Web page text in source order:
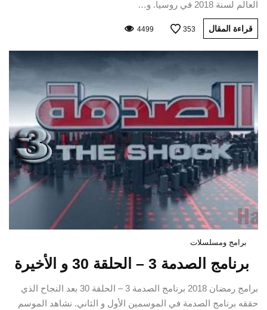
العالم لسنة 2018 في روسيا. و…
قراءة المقال 353
4499
برامج ومسلسلات
برنامج الصدمة 3 – الحلقة 30 و الأخيرة
برامج رمضان 2018 برنامج الصدمة 3 – الحلقة 30 بعد النجاح الذي
حققه برنامج الصدمة في الموسمين الأول و الثاني. نشاهد الموسم